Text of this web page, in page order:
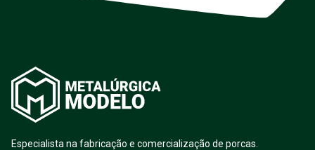
Especialista na fabricação e comercialização de porcas.